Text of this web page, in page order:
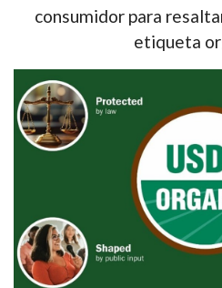
consumidor para
etiqueta